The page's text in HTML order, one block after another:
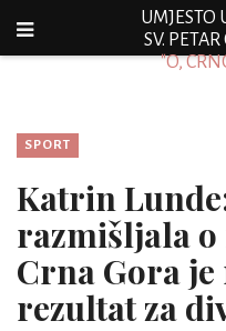
UMJESTO
SV.
"O,
SPORT
Katrin
razmišljala
Crna Gora
rezultat za